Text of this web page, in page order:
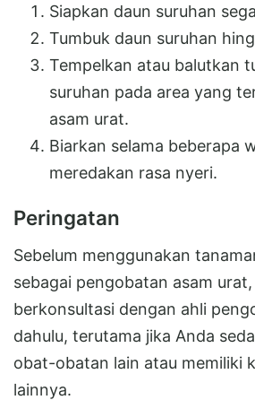
Siapkan daun suruhan
Tumbuk daun suruhan
Tempelkan atau balutkan
suruhan pada area yang
asam urat.
Biarkan selama beberapa
meredakan rasa nyeri.
Peringatan
Sebelum menggunakan
sebagai pengobatan asam
berkonsultasi dengan ahli
dahulu, terutama jika Anda
obat-obatan lain atau memiliki
lainnya.